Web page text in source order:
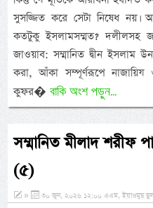
সুসজ্জিত করে সেটা নিষেধ নয়।
কতটুকু ইসলামসম্মত? দলীলসহ
জাওয়াব: সম্মানিত দ্বীন ইসলাম
করা, আঁকা সম্পূর্ণরূপে নাজায়িয
কুফর�বাকি অংশ পড়ুন...
সম্মানিত মীলাদ শরীফ
(৫)
» ৩০ জুন, ২০২৬ ১২:০০ এএম, ইয়াওমুছ